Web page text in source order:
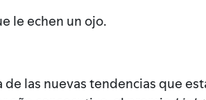
le echen un ojo.
de las nuevas tendencias que